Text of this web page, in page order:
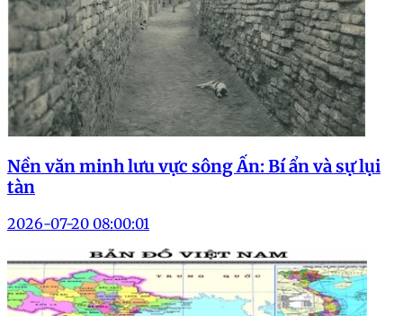
Nền văn minh lưu vực sông Ấn: Bí ẩn và sự lụi
tàn
2026-07-20 08:00:01